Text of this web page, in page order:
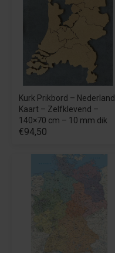
Kurk Prikbord – Nederland
Kaart – Zelfklevend –
140×70 cm – 10 mm dik
€94,50